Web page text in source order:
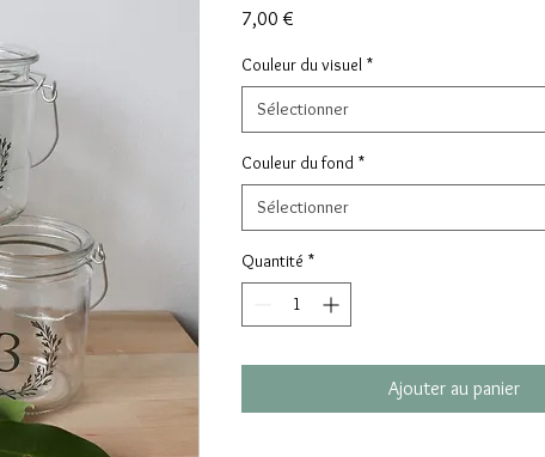
7,00 €
Couleur du visuel *
Sélectionner
Couleur du fond *
Sélectionner
Quantité *
Ajouter au panier